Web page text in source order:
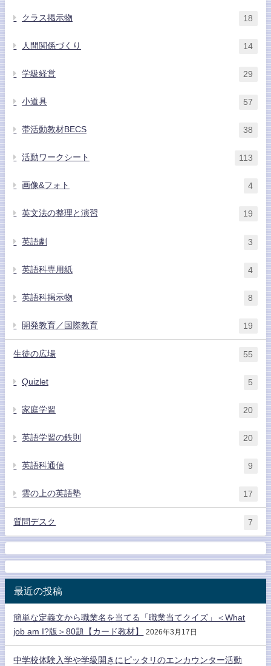
クラス掲示物 18
人間関係づくり 14
学級経営 29
小道具 57
帯活動教材BECS 38
活動ワークシート 113
画像&フォト 4
英文法の整理と演習 19
英語劇 3
英語科専用紙 4
英語科掲示物 8
開発教育／国際教育 19
生徒の広場 55
Quizlet 5
家庭学習 20
英語学習の鉄則 20
英語科通信 9
雲の上の英語塾 17
質問デスク 7
最近の投稿
簡単な定義文から職業名を当てる「職業当てクイズ」＜What
job am I?版＞80題【カード教材】
2026年3月17日
中学校体験入学や学級開きにピッタリのエンカウンター活動